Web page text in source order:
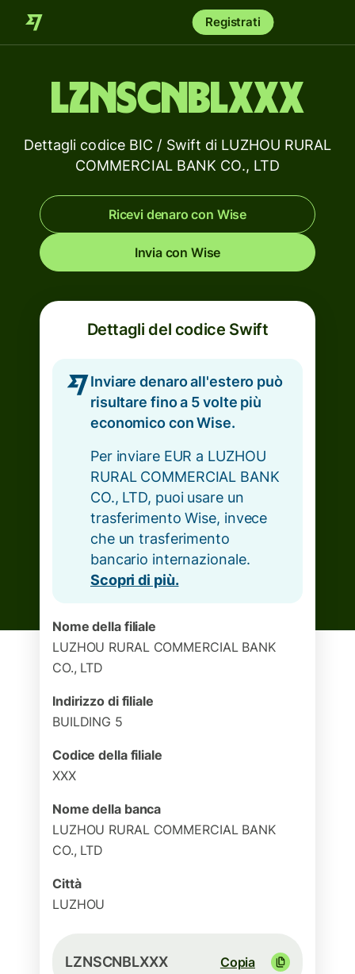
Registrati
LZNSCNBLXXX
Dettagli codice BIC / Swift di LUZHOU RURAL
COMMERCIAL BANK CO., LTD
Ricevi denaro con Wise
Invia con Wise
Dettagli del codice Swift
Inviare denaro all'estero può
risultare fino a 5 volte più
economico con Wise.
Per inviare EUR a LUZHOU
RURAL COMMERCIAL BANK
CO., LTD, puoi usare un
trasferimento Wise, invece
che un trasferimento
bancario internazionale.
Scopri di più.
Nome della filiale
LUZHOU RURAL COMMERCIAL BANK
CO., LTD
Indirizzo di filiale
BUILDING 5
Codice della filiale
XXX
Nome della banca
LUZHOU RURAL COMMERCIAL BANK
CO., LTD
Città
LUZHOU
LZNSCNBLXXX Copia